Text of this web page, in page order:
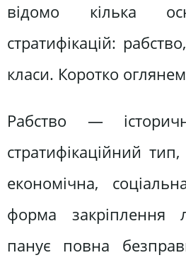
відомо кілька
стратифікацій:
класи. Коротко
Рабство —
стратифікаційний
економічна,
форма закріплення
панує повна